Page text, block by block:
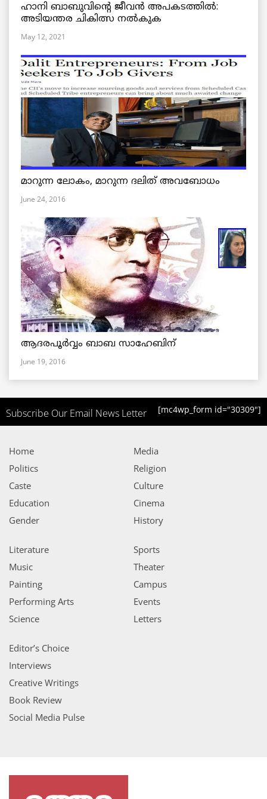
ഹാനി ബാബുവിന്റെ ജീവൻ അപകടത്തിൽ:
അടിയന്തര ചികിത്സ നൽകുക
May 12, 2021
മാറുന്ന ലോകം, മാറുന്ന ദലിത് അവബോധം
June 24, 2016
ആദരപൂര്‍വ്വം ബാബ സാഹേബിന്
June 19, 2016
Subscribe Our Email News Letter [mc4wp_form id="30309"]
Home
Politics
Caste
Education
Gender
Media
Religion
Culture
Cinema
History
Literature
Music
Painting
Performing Arts
Science
Sports
Theater
Campus
Events
Letters
Editor’s Choice
Interviews
Creative Writings
Book Review
Social Media Pulse